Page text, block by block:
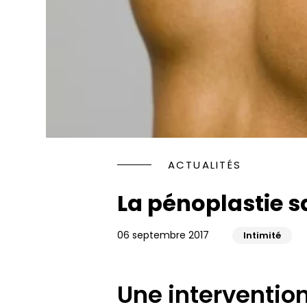
Faire
les yeux
ACTUALITÉS
La pénoplastie
06 septembre 2017 Intimité
Une